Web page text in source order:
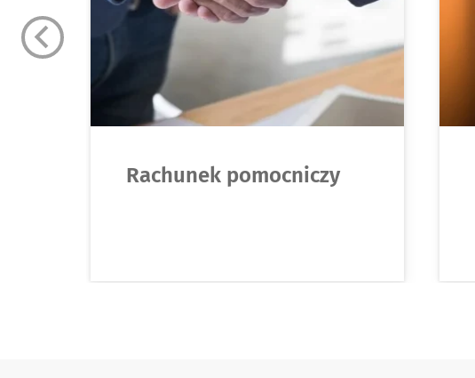
Rachunek pomocniczy